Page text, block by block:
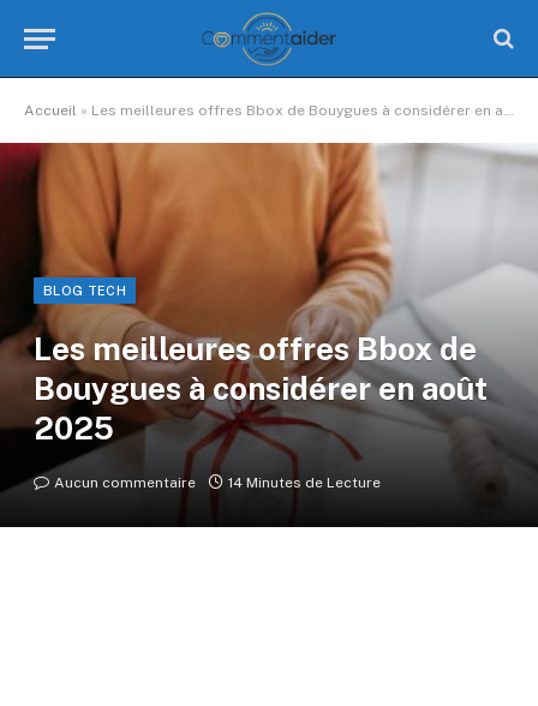
Accueil » Les meilleures offres Bbox de Bouygues à considérer en août 2025
BLOG TECH
Les meilleures offres Bbox de
Bouygues à considérer en août
2025
Aucun commentaire 14 Minutes de Lecture